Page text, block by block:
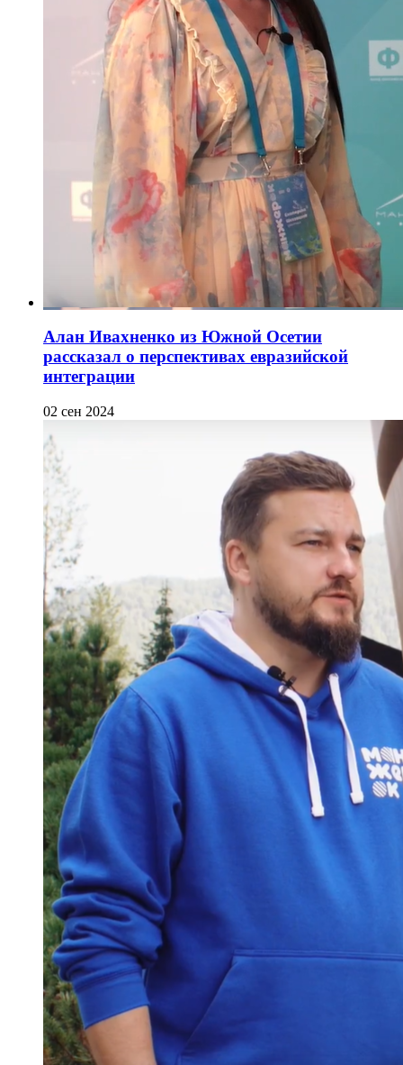
Алан Ивахненко из Южной Осетии
рассказал о перспективах евразийской
интеграции
02 сен 2024